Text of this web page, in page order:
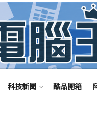
科技新聞 酷品開箱